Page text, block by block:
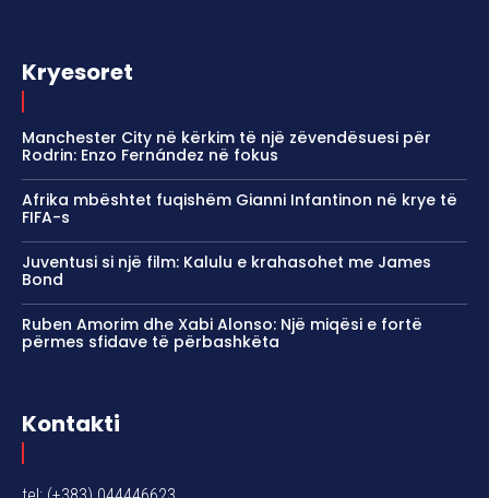
Kryesoret
Manchester City në kërkim të një zëvendësuesi për
Rodrin: Enzo Fernández në fokus
Afrika mbështet fuqishëm Gianni Infantinon në krye të
FIFA-s
Juventusi si një film: Kalulu e krahasohet me James
Bond
Ruben Amorim dhe Xabi Alonso: Një miqësi e fortë
përmes sfidave të përbashkëta
Kontakti